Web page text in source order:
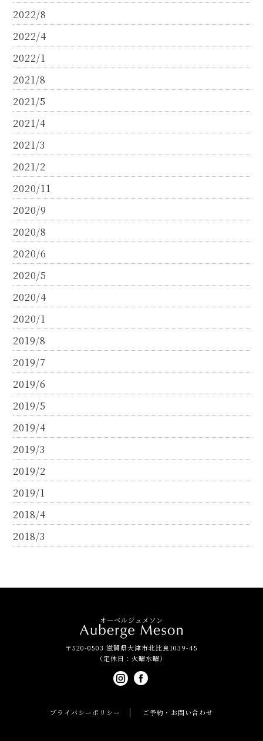
2022/8
2022/4
2022/1
2021/8
2021/5
2021/4
2021/3
2021/2
2020/11
2020/9
2020/8
2020/6
2020/5
2020/4
2020/1
2019/8
2019/7
2019/6
2019/5
2019/4
2019/3
2019/2
2019/1
2018/4
2018/3
オーベルジュメソン
〒520-0503 滋賀県大津市北比良1039-45
（定休日：火曜水曜）
プライバシーポリシー ご予約・お問い合わせ